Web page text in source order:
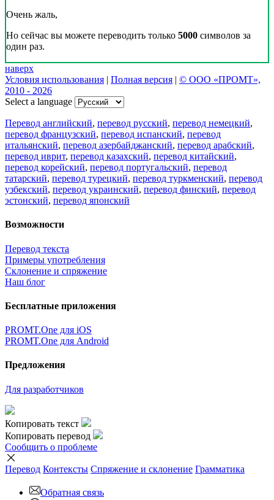
Очень жаль,
Но сейчас вы можете переводить только 5000 символов за
один раз.
наверх
Условия использования | Полная версия | © ООО «ПРОМТ»,
2010 - 2026
Select a language
Перевод английский, перевод русский, перевод немецкий,
перевод французский, перевод испанский, перевод
итальянский, перевод азербайджанский, перевод арабский,
перевод иврит, перевод казахский, перевод китайский,
перевод корейский, перевод португальский, перевод
татарский, перевод турецкий, перевод туркменский, перевод
узбекский, перевод украинский, перевод финский, перевод
эстонский, перевод японский
Возможности
Перевод текста
Примеры употребления
Склонение и спряжение
Наш блог
Бесплатные приложения
PROMT.One для iOS
PROMT.One для Android
Предложения
Для разработчиков
Копировать текст
Копировать перевод
Сообщить о проблеме
Перевод Контексты Спряжение и склонение Грамматика
Обратная связь